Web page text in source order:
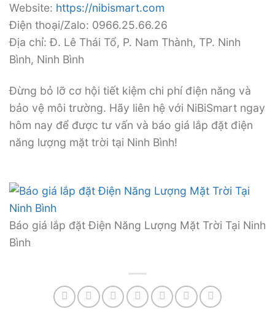
Website: https://nibismart.com
Điện thoại/Zalo: 0966.25.66.26
Địa chỉ: Đ. Lê Thái Tổ, P. Nam Thành, TP. Ninh
Bình, Ninh Bình
Đừng bỏ lỡ cơ hội tiết kiệm chi phí điện năng và
bảo vệ môi trường. Hãy liên hệ với NiBiSmart ngay
hôm nay để được tư vấn và báo giá lắp đặt điện
năng lượng mặt trời tại Ninh Bình!
Báo giá lắp đặt Điện Năng Lượng Mặt Trời Tại Ninh
Bình